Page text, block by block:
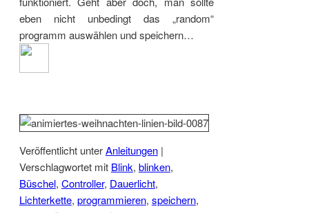
eben nicht unbedingt das „random“
programm auswählen und speichern…
Veröffentlicht unterAnleitungen |
Verschlagwortet mit Blink, blinken,
Büschel, Controller, Dauerlicht,
Lichterkette, programmieren, speichern,